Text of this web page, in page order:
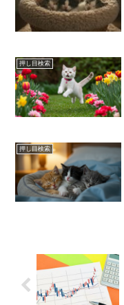
押し目検索
押し目検索